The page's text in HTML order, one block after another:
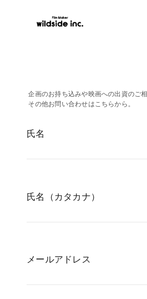
企画のお持ち込みや映画への出資のご
その他お問い合わせはこちらから。
氏名
氏名（カタカナ）
メールアドレス